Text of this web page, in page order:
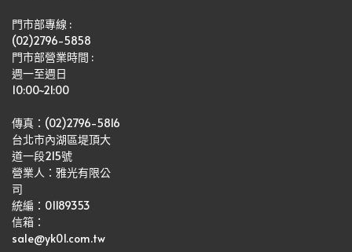
門市部專線 :
(02)2796-5858
門市部營業時間 :
週一至週日
10:00~21:00
傳真：(02)2796-5816
台北市內湖區堤頂大
道一段215號
營業人：雅光有限公
司
統編：01189353
信箱：
sale@yk01.com.tw